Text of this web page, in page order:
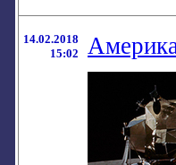
14.02.2018
15:02